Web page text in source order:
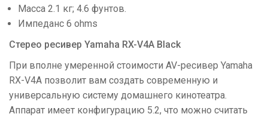
Масса 2.1 кг; 4.6 фунтов.
Импеданс 6 ohms
Стерео ресивер Yamaha RX-V4A Black
При вполне умеренной стоимости AV-ресивер Yamaha
RX-V4A позволит вам создать современную и
универсальную систему домашнего кинотеатра.
Аппарат имеет конфигурацию 5.2, что можно считать